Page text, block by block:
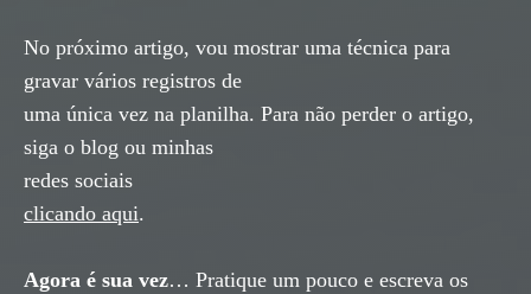
No próximo artigo, vou mostrar uma técnica para
gravar vários registros de
uma única vez na planilha. Para não perder o artigo,
siga o blog ou minhas
redes sociais
clicando aqui.
Agora é sua vez… Pratique um pouco e escreva os